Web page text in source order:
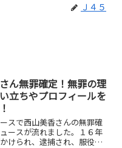
Ｊ４５
ん無罪確定！無罪の理
立ちやプロフィールを
スで西山美香さんの無罪確
ースが流れました。１６年
けられ、逮捕され、服役中